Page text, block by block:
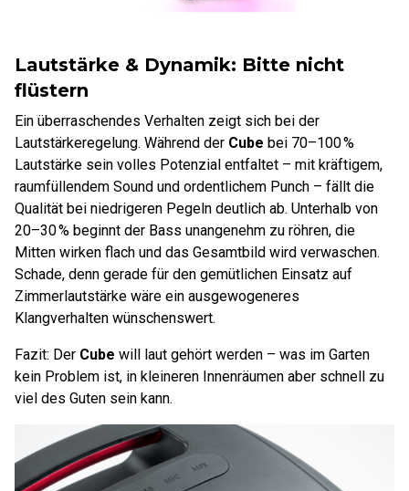
Lautstärke & Dynamik: Bitte nicht
flüstern
Ein überraschendes Verhalten zeigt sich bei der
Lautstärkeregelung. Während der Cube bei 70–100 %
Lautstärke sein volles Potenzial entfaltet – mit kräftigem,
raumfüllendem Sound und ordentlichem Punch – fällt die
Qualität bei niedrigeren Pegeln deutlich ab. Unterhalb von
20–30 % beginnt der Bass unangenehm zu röhren, die
Mitten wirken flach und das Gesamtbild wird verwaschen.
Schade, denn gerade für den gemütlichen Einsatz auf
Zimmerlautstärke wäre ein ausgewogeneres
Klangverhalten wünschenswert.
Fazit: Der Cube will laut gehört werden – was im Garten
kein Problem ist, in kleineren Innenräumen aber schnell zu
viel des Guten sein kann.